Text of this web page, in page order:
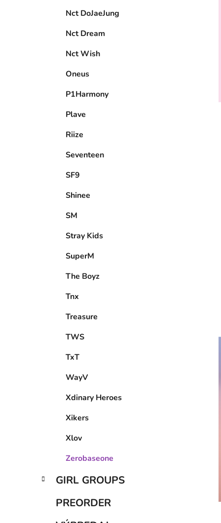
Nct DoJaeJung
Nct Dream
Nct Wish
Oneus
P1Harmony
Plave
Riize
Seventeen
SF9
Shinee
SM
Stray Kids
SuperM
The Boyz
Tnx
Treasure
TWS
TxT
WayV
Xdinary Heroes
Xikers
Xlov
Zerobaseone
GIRL GROUPS
PREORDER